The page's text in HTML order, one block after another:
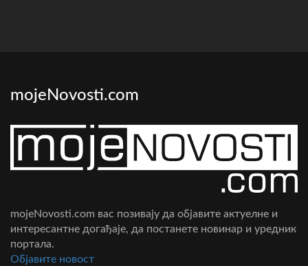
mojeNovosti.com
mojeNovosti.com вас позивају да објавите актуелне и
интересантне догађаје, да постанете новинар и уредник
портала.
Oбјавите новост